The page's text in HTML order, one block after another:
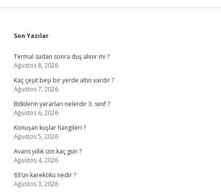
Sidebar
Son Yazılar
Termal sudan sonra duş alınır mı ?
Ağustos 8, 2026
Kaç çeşit beşi bir yerde altın vardır ?
Ağustos 7, 2026
Bitkilerin yararları nelerdir 3. sınıf ?
Ağustos 6, 2026
Konuşan kuşlar hangileri ?
Ağustos 5, 2026
Avans yıllık izin kaç gün ?
Ağustos 4, 2026
63’ün karekökü nedir ?
Ağustos 3, 2026